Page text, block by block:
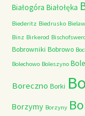
Białogóra Białołęka
Biederitz Biedrusko
Binz Birkerod
Bobrowniki Bobrowo
Bolechowo Boleszyno
Boreczno Borki
Borzymy Borzyny